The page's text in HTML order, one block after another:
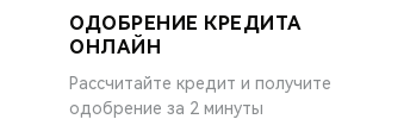
ОДОБРЕНИЕ КРЕДИТА
ОНЛАЙН
Рассчитайте кредит и получите
одобрение за 2 минуты